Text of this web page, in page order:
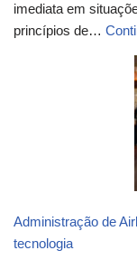
imediata em
princípios de…
Administração de
tecnologia